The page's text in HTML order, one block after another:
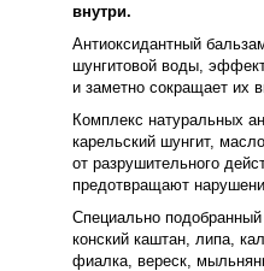
внутри.
Антиоксидантный
шунгитовой воды,
и заметно сокращает их
Комплекс натуральных
карельский шунгит,
от разрушительного
предотвращают
Специально подобранный
конский каштан, липа,
фиалка, вереск,